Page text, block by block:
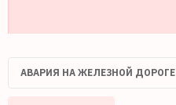
АВАРИЯ НА ЖЕЛЕЗНОЙ ДОРОГЕ